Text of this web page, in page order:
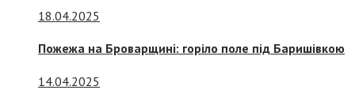
18.04.2025
Пожежа на Броварщині: горіло поле під Баришівкою
14.04.2025